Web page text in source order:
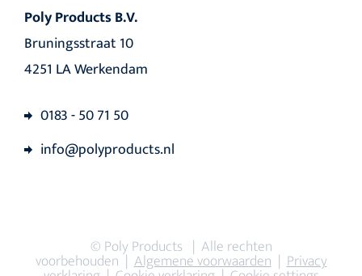
Poly Products B.V.
Bruningsstraat 10
4251 LA Werkendam
0183 - 50 71 50
info@polyproducts.nl
© Poly Products | Alle rechten
voorbehouden |Algemene voorwaarden|Privacy